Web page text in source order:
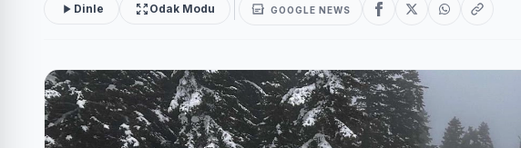
Dinle Odak Modu GOOGLE NEWS